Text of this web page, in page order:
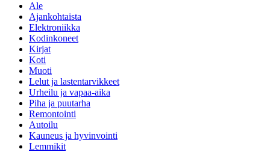
Ale
Ajankohtaista
Elektroniikka
Kodinkoneet
Kirjat
Koti
Muoti
Lelut ja lastentarvikkeet
Urheilu ja vapaa-aika
Piha ja puutarha
Remontointi
Autoilu
Kauneus ja hyvinvointi
Lemmikit